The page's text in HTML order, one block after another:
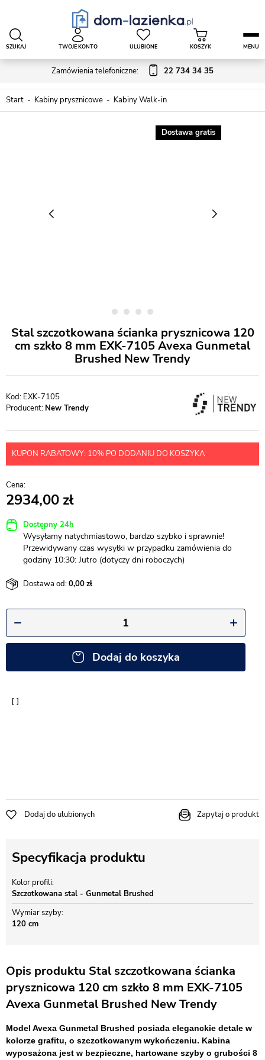
Zamówienia telefoniczne: 22 734 34 35
SZUKAJ TWOJE KONTO ULUBIONE KOSZYK MENU
Start Kabiny prysznicowe Kabiny Walk-in
Dostawa gratis
Stal szczotkowana ścianka prysznicowa 120
cm szkło 8 mm EXK-7105 Avexa Gunmetal
Brushed New Trendy
EXK-7105
Producent: New Trendy
KUPON RABATOWY: 10% PO DODANIU DO KOSZYKA
2934,00
Dostępny 24h
Wysyłamy natychmiastowo, bardzo szybko i sprawnie!
Przewidywany czas wysyłki w przypadku zamówienia do
godziny 10:30: Jutro (dotyczy dni roboczych)
Dostawa od:0,00
Dodaj do koszyka
Dodaj do ulubionych Zapytaj o produkt
Specyfikacja produktu
Kolor profili
Szczotkowana stal - Gunmetal Brushed
Wymiar szyby
120 cm
Opis produktu Stal szczotkowana ścianka
prysznicowa 120 cm szkło 8 mm EXK-7105
Avexa Gunmetal Brushed New Trendy
Model Avexa Gunmetal Brushed posiada eleganckie detale w
kolorze grafitu, o szczotkowanym wykończeniu. Kabina
wyposażona jest w bezpieczne, hartowane szyby o grubości 8